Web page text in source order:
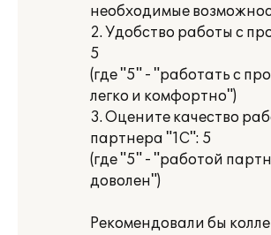
необходимые
2. Удобство работы с
5
(где "5" - "работать с
легко и комфортно")
3. Оцените качество
партнера "1С": 5
(где "5" - "работой
доволен")
Рекомендовали бы